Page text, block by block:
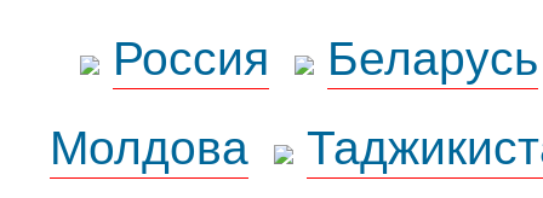
Россия
Беларусь
Молдова